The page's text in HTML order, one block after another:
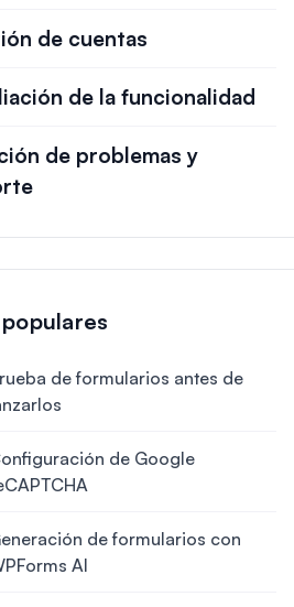
de cuentas
de la funcionalidad
de problemas y
de formularios antes de
de Google
de formularios con
AI